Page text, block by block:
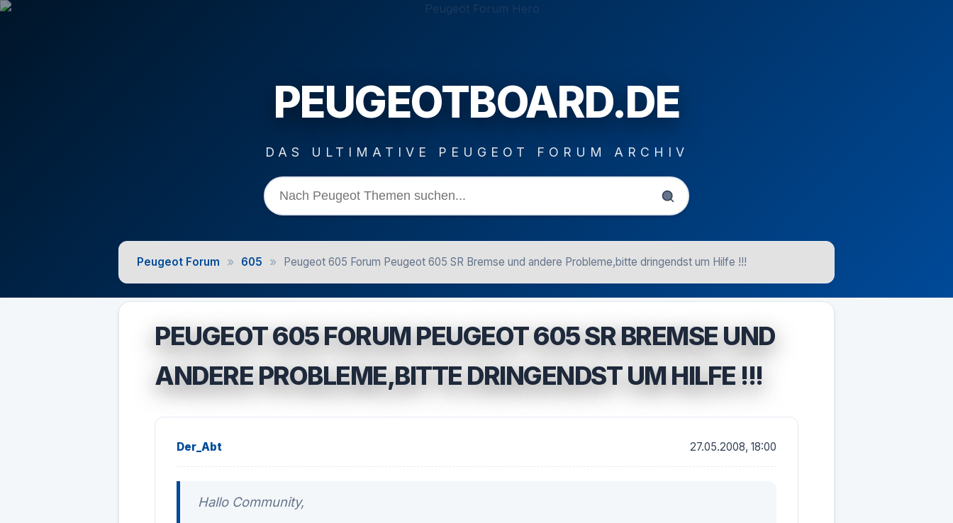
PEUGEOTBOARD.DE
DAS ULTIMATIVE PEUGEOT FORUM ARCHIV
Peugeot Forum » 605 » Peugeot 605 Forum Peugeot 605 SR Bremse und andere Probleme,bitte dringendst um Hilfe !!!
PEUGEOT 605 FORUM PEUGEOT 605 SR BREMSE UND
ANDERE PROBLEME,BITTE DRINGENDST UM HILFE !!!
Der_Abt 27.05.2008, 18:00
Hallo Community,